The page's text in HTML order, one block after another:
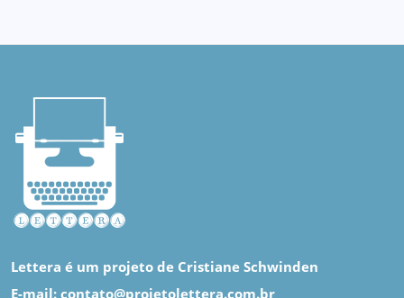
Lettera é um projeto de Cristiane Schwinden
E-mail: contato@projetolettera.com.br